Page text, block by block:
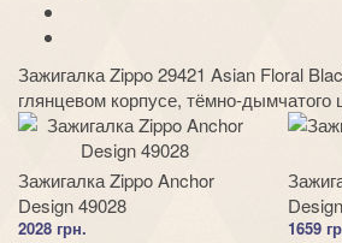
Зажигалка Zippo 29421 Asian Floral
глянцевом корпусе, тёмно-дымчатого
Зажигалка Zippo Anchor
Design 49028
2028 грн. 1659